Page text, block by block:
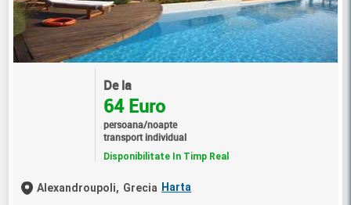
De la
64 Euro
persoana/noapte
transport individual
Disponibilitate In Timp Real
Alexandroupoli, Grecia Harta